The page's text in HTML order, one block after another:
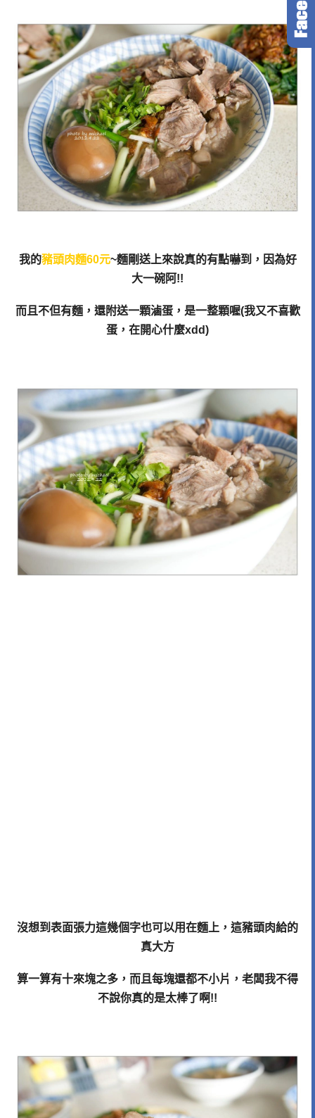
我的豬頭肉麵60元~麵剛送上來說真的有點嚇到，因為好
大一碗阿!!
而且不但有麵，還附送一顆滷蛋，是一整顆喔(我又不喜歡
蛋，在開心什麼xdd)
沒想到表面張力這幾個字也可以用在麵上，這豬頭肉給的
真大方
算一算有十來塊之多，而且每塊還都不小片，老闆我不得
不說你真的是太棒了啊!!